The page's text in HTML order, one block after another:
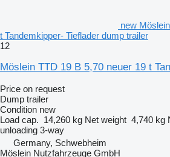
new
t Tandemkipper- Tieflader dump trailer
12
Möslein TTD 19 B 5,70 neuer 19 t
Price on request
Dump trailer
Condition new
Load cap. 14,260 kg Net weight 4,740 kg
unloading 3-way
Germany, Schwebheim
Möslein Nutzfahrzeuge GmbH